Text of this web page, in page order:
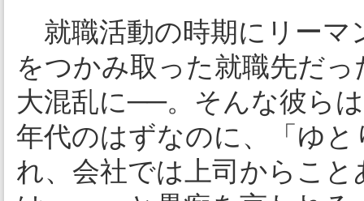
就職活動の時期にリーマ
をつかみ取った就職先だ
大混乱に──。そんな彼ら
年代のはずなのに、「ゆ
れ、会社では上司からこ